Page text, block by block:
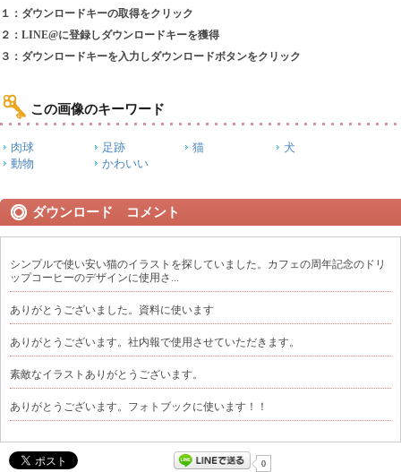
１：ダウンロードキーの取得をクリック
２：LINE@に登録しダウンロードキーを獲得
３：ダウンロードキーを入力しダウンロードボタンをクリック
この画像のキーワード
肉球 足跡 猫
犬
動物
かわいい
ダウンロード コメント
シンプルで使い安い猫のイラストを探していました。カフェの周年記念のドリ
ップコーヒーのデザインに使用さ...
ありがとうございました。資料に使います
ありがとうございます。社内報で使用させていただきます。
素敵なイラストありがとうございます。
ありがとうございます。フォトブックに使います！！
0